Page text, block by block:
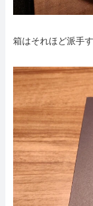
箱はそれほど派手